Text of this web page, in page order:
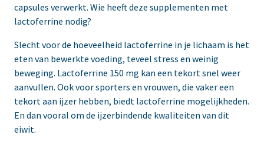
capsules verwerkt. Wie heeft deze supplementen met
lactoferrine nodig?
Slecht voor de hoeveelheid lactoferrine in je lichaam is het
eten van bewerkte voeding, teveel stress en weinig
beweging. Lactoferrine 150 mg kan een tekort snel weer
aanvullen. Ook voor sporters en vrouwen, die vaker een
tekort aan ijzer hebben, biedt lactoferrine mogelijkheden.
En dan vooral om de ijzerbindende kwaliteiten van dit
eiwit.